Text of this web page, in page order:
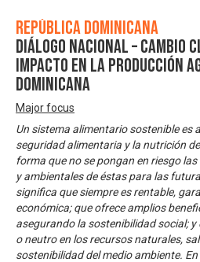
República Dominicana
Diálogo Nacional – Cambio
impacto en la producción
dominicana
Major focus
Un sistema alimentario sostenible es
seguridad alimentaria y la nutrición
forma que no se pongan en riesgo
y ambientales de éstas para las
significa que siempre es rentable,
económica; que ofrece amplios
asegurando la sostenibilidad social;
o neutro en los recursos naturales,
sostenibilidad del medio ambiente.